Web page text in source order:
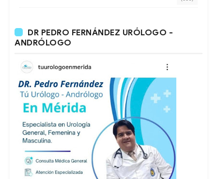
DR PEDRO FERNÁNDEZ URÓLOGO -
ANDRÓLOGO